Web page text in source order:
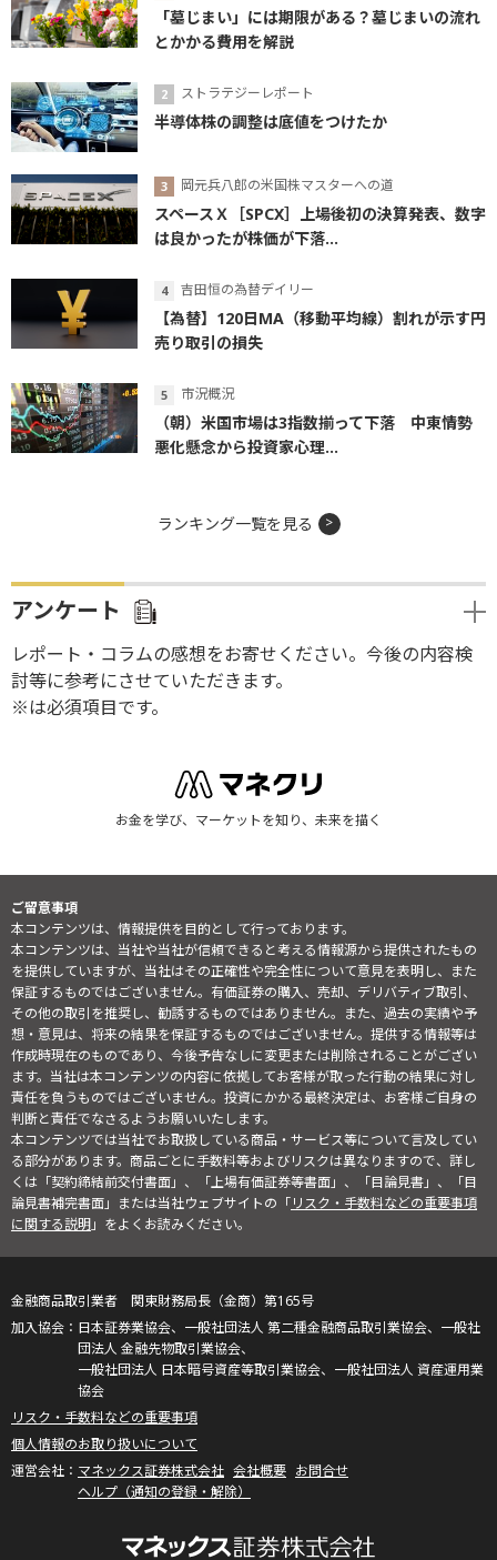
「墓じまい」には期限がある？墓じまいの流れ
とかかる費用を解説
ストラテジーレポート
半導体株の調整は底値をつけたか
岡元兵八郎の米国株マスターへの道
スペースＸ［SPCX］上場後初の決算発表、数字
は良かったが株価が下落...
吉田恒の為替デイリー
【為替】120日MA（移動平均線）割れが示す円
売り取引の損失
市況概況
（朝）米国市場は3指数揃って下落 中東情勢
悪化懸念から投資家心理...
ランキング一覧を見る
アンケート
レポート・コラムの感想をお寄せください。今後の内容検
討等に参考にさせていただきます。
※は必須項目です。
お金を学び、マーケットを知り、未来を描く
ご留意事項
本コンテンツは、情報提供を目的として行っております。
本コンテンツは、当社や当社が信頼できると考える情報源から提供されたもの
を提供していますが、当社はその正確性や完全性について意見を表明し、また
保証するものではございません。有価証券の購入、売却、デリバティブ取引、
その他の取引を推奨し、勧誘するものではありません。また、過去の実績や予
想・意見は、将来の結果を保証するものではございません。提供する情報等は
作成時現在のものであり、今後予告なしに変更または削除されることがござい
ます。当社は本コンテンツの内容に依拠してお客様が取った行動の結果に対し
責任を負うものではございません。投資にかかる最終決定は、お客様ご自身の
判断と責任でなさるようお願いいたします。
本コンテンツでは当社でお取扱している商品・サービス等について言及してい
る部分があります。商品ごとに手数料等およびリスクは異なりますので、詳し
くは「契約締結前交付書面」、「上場有価証券等書面」、「目論見書」、「目
論見書補完書面」または当社ウェブサイトの「リスク・手数料などの重要事項
に関する説明」をよくお読みください。
金融商品取引業者 関東財務局長（金商）第165号
日本証券業協会、一般社団法人 第二種金融商品取引業協会、一般社
団法人 金融先物取引業協会、
一般社団法人 日本暗号資産等取引業協会、一般社団法人 資産運用業
協会
リスク・手数料などの重要事項
個人情報のお取り扱いについて
マネックス証券株式会社 会社概要 お問合せ
ヘルプ（通知の登録・解除）